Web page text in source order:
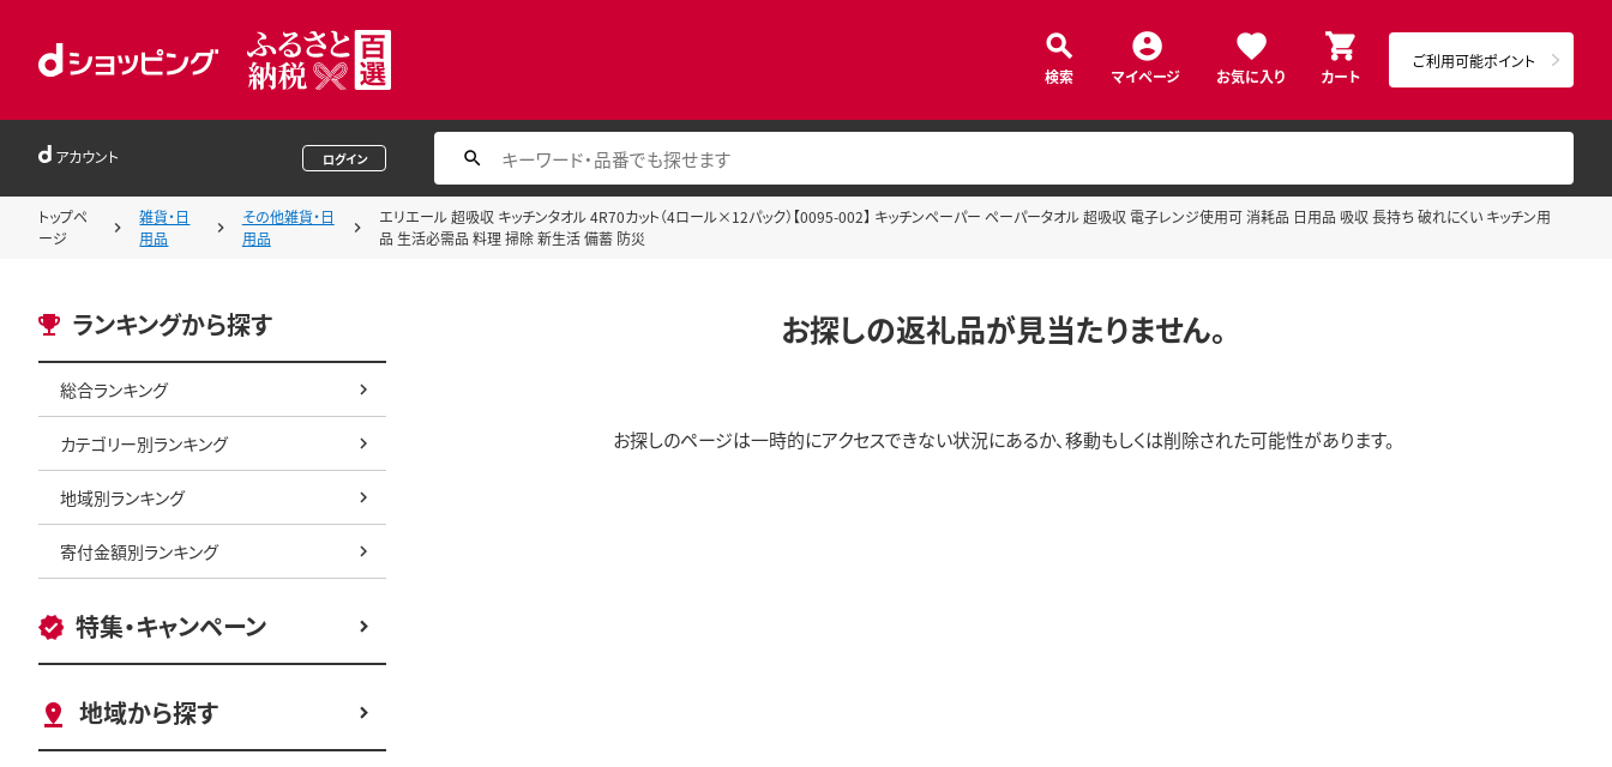
検索 マイページ お気に入り カート
ご利用可能ポイント
アカウント ログイン
トップペ
ージ
雑貨・日
用品
その他雑貨・日
用品
エリエール 超吸収 キッチンタオル 4R70カット（4ロール×12パック）【0095-002】 キッチンペーパー ペーパータオル 超吸収 電子レンジ使用可 消耗品 日用品 吸収 長持ち 破れにくい キッチン用
品 生活必需品 料理 掃除 新生活 備蓄 防災
ランキングから探す
総合ランキング
カテゴリー別ランキング
地域別ランキング
寄付金額別ランキング
特集・キャンペーン
地域から探す
お探しの返礼品が見当たりません。
お探しのページは一時的にアクセスできない状況にあるか、移動もしくは削除された可能性があります。